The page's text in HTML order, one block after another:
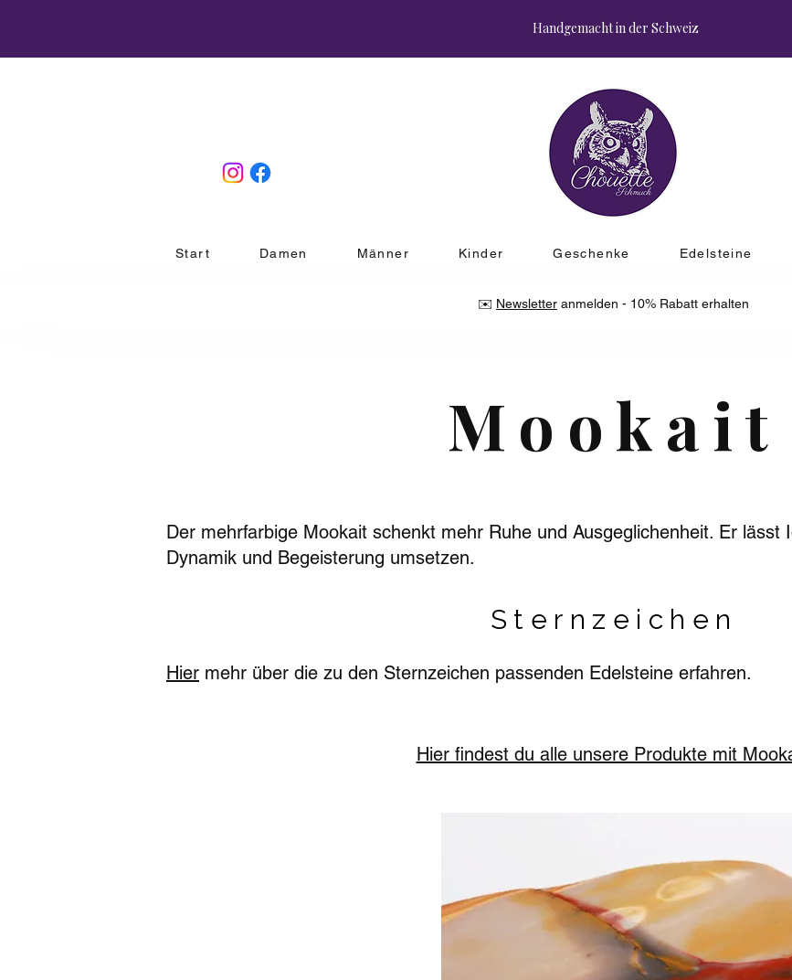
Handgemacht in der Schweiz
Start Damen Männer Kinder Geschenke Edelsteine
✉️ Newsletter anmelden - 10% Rabatt erhalten
Mookait
Der mehrfarbige Mookait schenkt mehr Ruhe und Ausgeglichenheit. Er lässt
Dynamik und Begeisterung umsetzen.
Sternzeichen
Hier mehr über die zu den Sternzeichen passenden Edelsteine erfahren.
Hier findest du alle unsere Produkte mit